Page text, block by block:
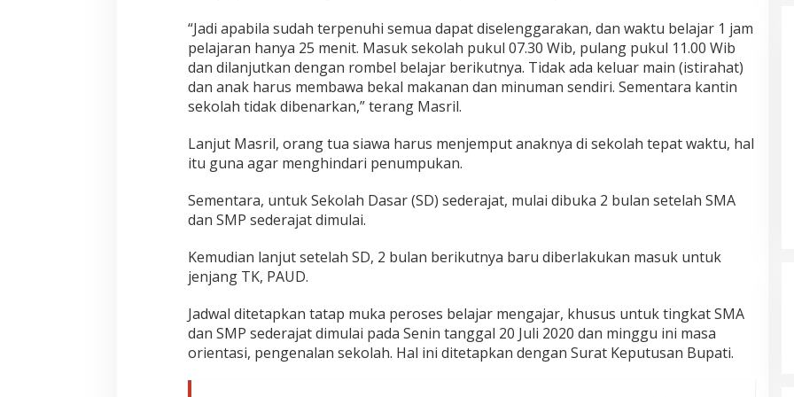
“Jadi apabila sudah terpenuhi semua dapat diselenggarakan, dan waktu belajar 1 jam
pelajaran hanya 25 menit. Masuk sekolah pukul 07.30 Wib, pulang pukul 11.00 Wib
dan dilanjutkan dengan rombel belajar berikutnya. Tidak ada keluar main (istirahat)
dan anak harus membawa bekal makanan dan minuman sendiri. Sementara kantin
sekolah tidak dibenarkan,” terang Masril.
Lanjut Masril, orang tua siawa harus menjemput anaknya di sekolah tepat waktu, hal
itu guna agar menghindari penumpukan.
Sementara, untuk Sekolah Dasar (SD) sederajat, mulai dibuka 2 bulan setelah SMA
dan SMP sederajat dimulai.
Kemudian lanjut setelah SD, 2 bulan berikutnya baru diberlakukan masuk untuk
jenjang TK, PAUD.
Jadwal ditetapkan tatap muka peroses belajar mengajar, khusus untuk tingkat SMA
dan SMP sederajat dimulai pada Senin tanggal 20 Juli 2020 dan minggu ini masa
orientasi, pengenalan sekolah. Hal ini ditetapkan dengan Surat Keputusan Bupati.
Bungo Pasangan Dedy Dayat
Unggul 220 Suara
Di Bungo, Politik 5 April 2025